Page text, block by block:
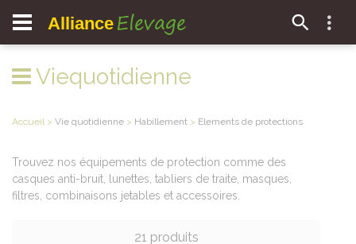
Alliance Elevage
Viequotidienne
Accueil > Vie quotidienne > Habillement > Elements de protections
Trouvez nos équipements de protection comme des
casques anti-bruit, lunettes, tabliers de traite, masques,
filtres, combinaisons jetables et accessoires.
21 produits